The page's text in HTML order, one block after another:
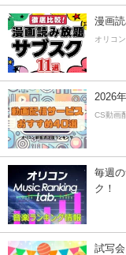
漫画
オリコ
2026
CS動画
毎週
ク！
試写